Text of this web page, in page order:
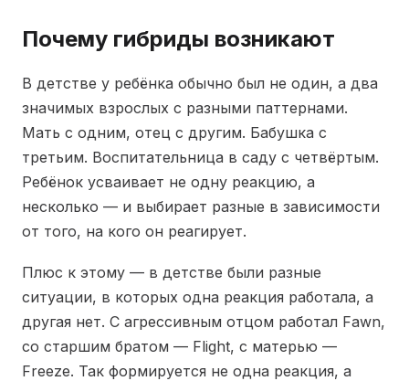
Почему гибриды возникают
В детстве у ребёнка обычно был не один, а два
значимых взрослых с разными паттернами.
Мать с одним, отец с другим. Бабушка с
третьим. Воспитательница в саду с четвёртым.
Ребёнок усваивает не одну реакцию, а
несколько — и выбирает разные в зависимости
от того, на кого он реагирует.
Плюс к этому — в детстве были разные
ситуации, в которых одна реакция работала, а
другая нет. С агрессивным отцом работал Fawn,
со старшим братом — Flight, с матерью —
Freeze. Так формируется не одна реакция, а